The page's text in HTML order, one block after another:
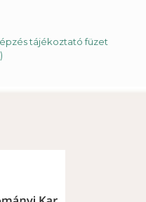
tájékoztató füzet